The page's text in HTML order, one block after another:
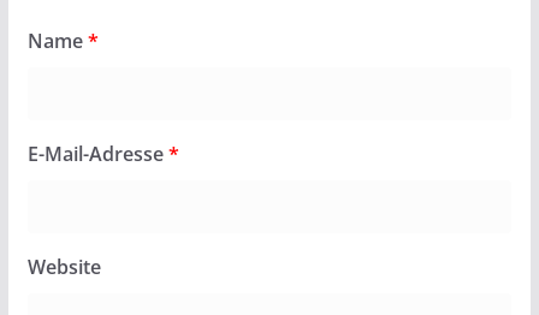
Name*
E-Mail-Adresse*
Website